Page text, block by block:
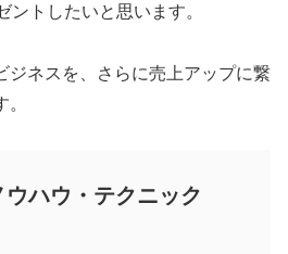
ントしたいと思います。
ジネスを、さらに売上アップに繋
ハウ・テクニック